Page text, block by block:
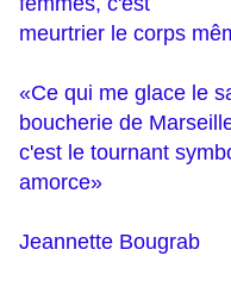
meurtrier le corps
«Ce qui me glace le
boucherie de
c'est le tournant
amorce»
Jeannette Bougrab